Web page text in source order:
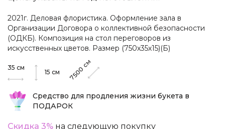
2021г. Деловая флористика. Оформление зала в
Организации Договора о коллективной безопасности
(ОДКБ). Композиция на стол переговоров из
искусственных цветов. Размер (750х35х15)(Б)
35 см
15 см 7500
см
Средство для продления жизни букета в
ПОДАРОК
Скидка 3% на следующую покупку